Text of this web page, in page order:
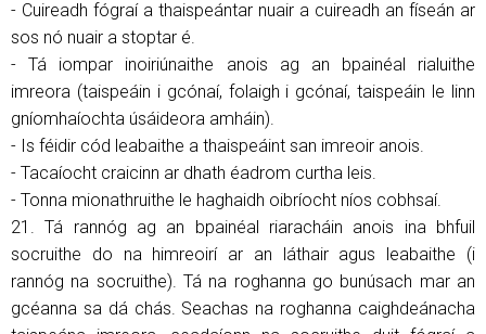
- Cuireadh fógraí a thaispeántar nuair a cuireadh an físeán ar
sos nó nuair a stoptar é.
- Tá iompar inoiriúnaithe anois ag an bpainéal rialuithe
imreora (taispeáin i gcónaí, folaigh i gcónaí, taispeáin le linn
gníomhaíochta úsáideora amháin).
- Is féidir cód leabaithe a thaispeáint san imreoir anois.
- Tacaíocht craicinn ar dhath éadrom curtha leis.
- Tonna mionathruithe le haghaidh oibríocht níos cobhsaí.
21. Tá rannóg ag an bpainéal riaracháin anois ina bhfuil
socruithe do na himreoirí ar an láthair agus leabaithe (i
rannóg na socruithe). Tá na roghanna go bunúsach mar an
gcéanna sa dá chás. Seachas na roghanna caighdeánacha